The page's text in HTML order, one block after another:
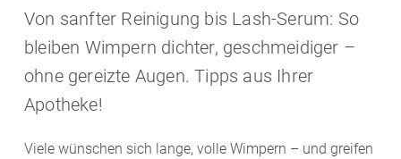
Von sanfter Reinigung bis Lash-Serum: So
bleiben Wimpern dichter, geschmeidiger –
ohne gereizte Augen. Tipps aus Ihrer
Apotheke!
Viele wünschen sich lange, volle Wimpern – und greifen